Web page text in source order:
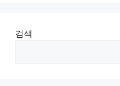
검색